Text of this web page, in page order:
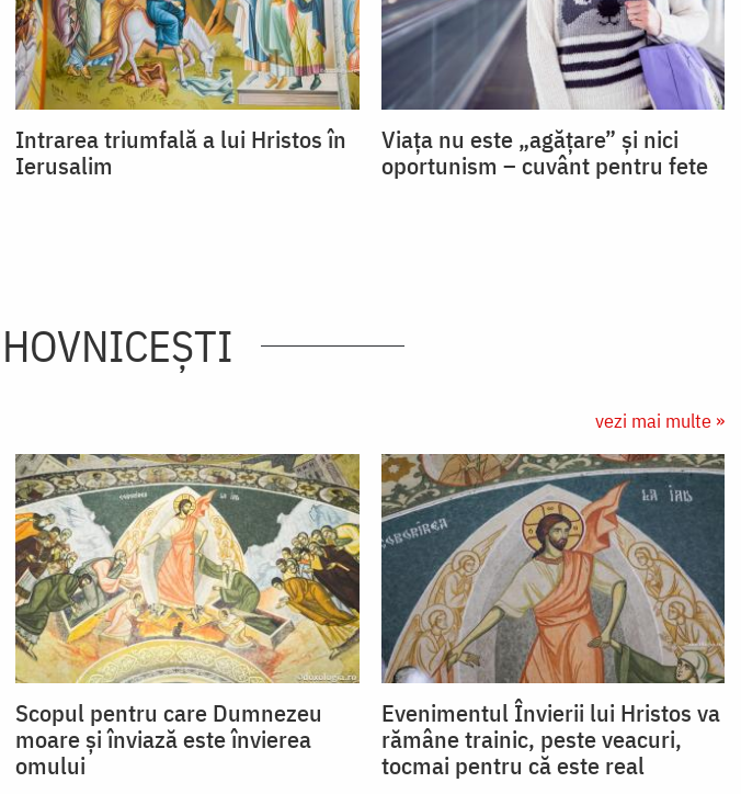
Intrarea triumfală a lui Hristos în
Ierusalim
Viața nu este „agățare” și nici
oportunism – cuvânt pentru fete
vezi mai multe »
Scopul pentru care Dumnezeu
moare și înviază este învierea
omului
Evenimentul Învierii lui Hristos va
rămâne trainic, peste veacuri,
tocmai pentru că este real